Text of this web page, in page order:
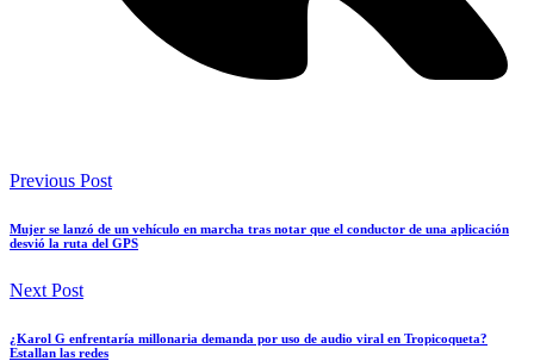
Previous Post
Mujer se lanzó de un vehículo en marcha tras notar que el conductor de una aplicación
desvió la ruta del GPS
Next Post
¿Karol G enfrentaría millonaria demanda por uso de audio viral en Tropicoqueta?
Estallan las redes